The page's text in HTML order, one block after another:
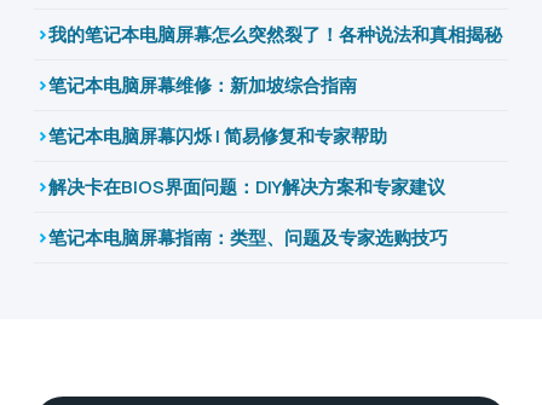
我的笔记本电脑屏幕怎么突然裂了！各种说法和真相揭秘
笔记本电脑屏幕维修：新加坡综合指南
笔记本电脑屏幕闪烁 | 简易修复和专家帮助
解决卡在BIOS界面问题：DIY解决方案和专家建议
笔记本电脑屏幕指南：类型、问题及专家选购技巧